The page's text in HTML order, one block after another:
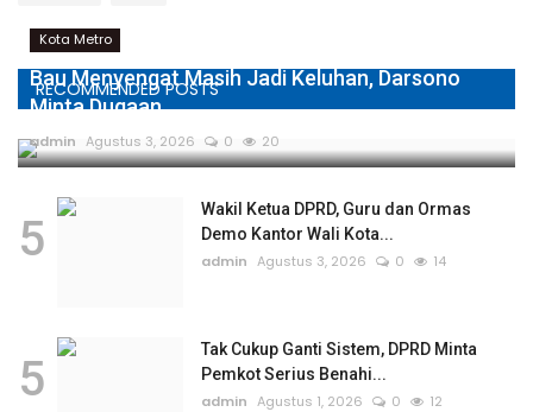
RECOMMENDED POSTS
Kota Metro
Bau Menyengat Masih Jadi Keluhan, Darsono
Minta Dugaan...
admin Agustus 3, 2026 0 20
5
Wakil Ketua DPRD, Guru dan Ormas
Demo Kantor Wali Kota...
admin Agustus 3, 2026 0 14
5
Tak Cukup Ganti Sistem, DPRD Minta
Pemkot Serius Benahi...
admin Agustus 1, 2026 0 12